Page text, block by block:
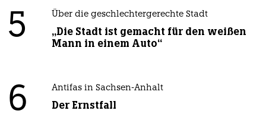
5 Über die geschlechtergerechte Stadt
„Die Stadt ist gemacht für den weißen
Mann in einem Auto“
6 Antifas in Sachsen-Anhalt
Der Ernstfall